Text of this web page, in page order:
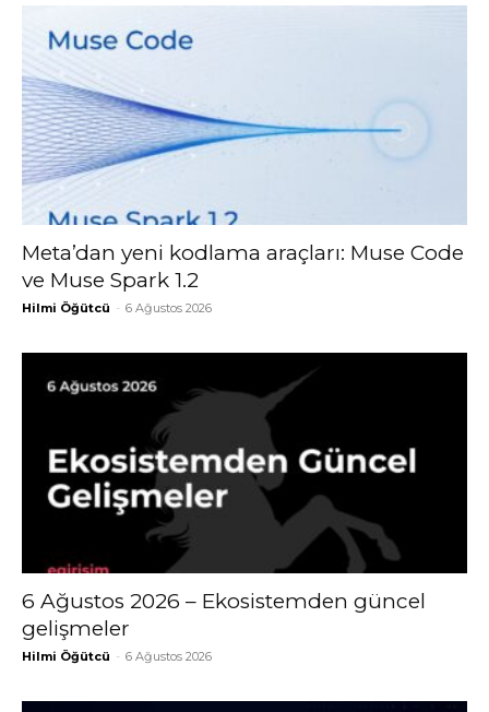
Meta’dan yeni kodlama araçları: Muse Code
ve Muse Spark 1.2
Hilmi Öğütcü - 6 Ağustos 2026
6 Ağustos 2026 – Ekosistemden güncel
gelişmeler
Hilmi Öğütcü - 6 Ağustos 2026